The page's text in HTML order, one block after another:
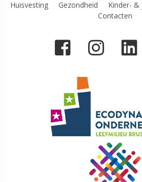
Huisvesting
Gezondheid Kinder- &
Contacten